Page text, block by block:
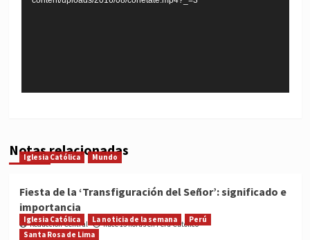
Notas relacionadas
Iglesia Católica Mundo
Fiesta de la ‘Transfiguración del Señor’: significado e
importancia
Redacción Central hace 13 horas en Perú Católico
Iglesia Católica La noticia de la semana
Perú
Santa Rosa de Lima